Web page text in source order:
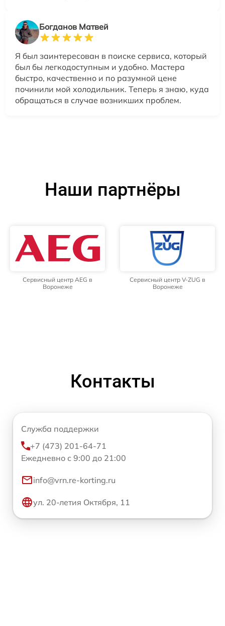
Богданов Матвей
Я был заинтересован в поиске сервиса, который
был бы легкодоступным и удобно. Мастера
быстро, качественно и по разумной цене
починили мой холодильник. Теперь я знаю, куда
обращаться в случае возникших проблем.
Наши партнёры
Сервисный центр AEG в
Воронеже
Сервисный центр V-ZUG в
Воронеже
Контакты
Служба поддержки
+7 (473) 201-64-71
Ежедневно с 9:00 до 21:00
info@vrn.re-korting.ru
ул. 20-летия Октября, 11